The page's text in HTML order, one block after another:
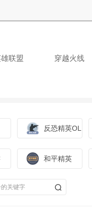
联盟 穿越火线
反恐精英OL
和平精英